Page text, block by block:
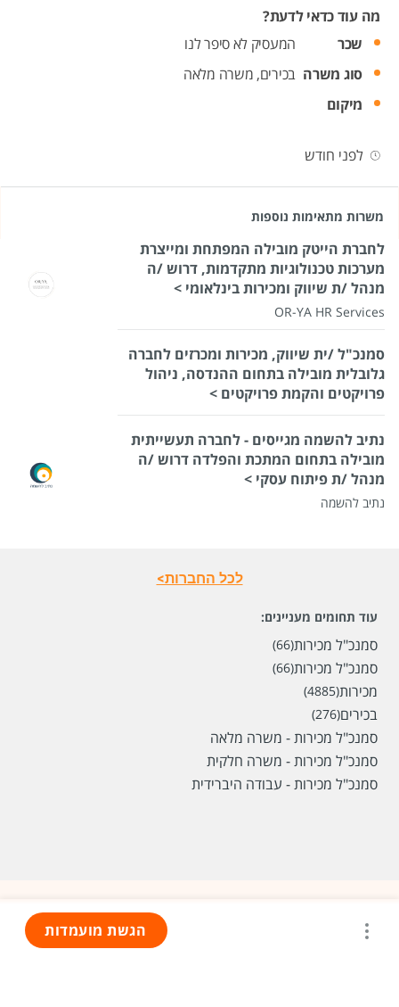
מה עוד כדאי לדעת?
שכר
המעסיק לא סיפר לנו
סוג משרה בכירים, משרה מלאה
מיקום
לפני חודש
משרות מתאימות נוספות
לחברת הייטק מובילה המפתחת ומייצרת
מערכות טכנולוגיות מתקדמות, דרוש /ה
מנהל /ת שיווק ומכירות בינלאומי >
OR-YA HR Services
סמנכ"ל /ית שיווק, מכירות ומכרזים לחברה
גלובלית מובילה בתחום ההנדסה, ניהול
פרויקטים והקמת פרויקטים >
נתיב להשמה מגייסים - לחברה תעשייתית
מובילה בתחום המתכת והפלדה דרוש /ה
מנהל /ת פיתוח עסקי >
נתיב להשמה
לכל החברות>
עוד תחומים מעניינים:
סמנכ"ל מכירות(66)
סמנכ"ל מכירות(66)
מכירות(4885)
בכירים(276)
סמנכ"ל מכירות - משרה מלאה
סמנכ"ל מכירות - משרה חלקית
סמנכ"ל מכירות - עבודה היברידית
הגשת מועמדות